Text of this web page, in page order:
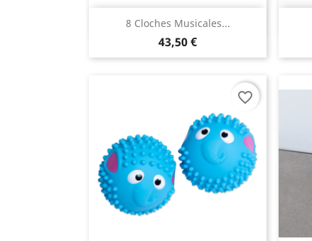
8 Cloches Musicales...
43,50 €
Aperçu rapide
favorite_border